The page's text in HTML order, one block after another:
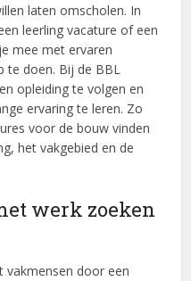
laten omscholen. In
leerling vacature of een
mee met ervaren
te doen. Bij de BBL
opleiding te volgen en
ervaring te leren. Zo
voor de bouw vinden
het vakgebied en de
werk zoeken
vakmensen door een